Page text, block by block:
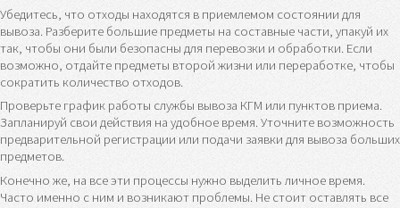
Убедитесь, что отходы находятся в приемлемом состоянии для
вывоза. Разберите большие предметы на составные части, упакуй их
так, чтобы они были безопасны для перевозки и обработки. Если
возможно, отдайте предметы второй жизни или переработке, чтобы
сократить количество отходов.
Проверьте график работы службы вывоза КГМ или пунктов приема.
Запланируй свои действия на удобное время. Уточните возможность
предварительной регистрации или подачи заявки для вывоза больших
предметов.
Конечно же, на все эти процессы нужно выделить личное время.
Часто именно с ним и возникают проблемы. Не стоит оставлять все